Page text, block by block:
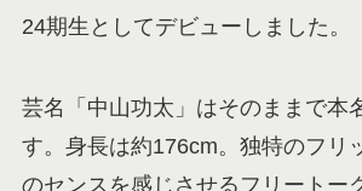
24期生としてデビューしました。
芸名「中山功太」はそのままで本
す。身長は約176cm。独特のフリ
のセンスを感じさせるフリートー